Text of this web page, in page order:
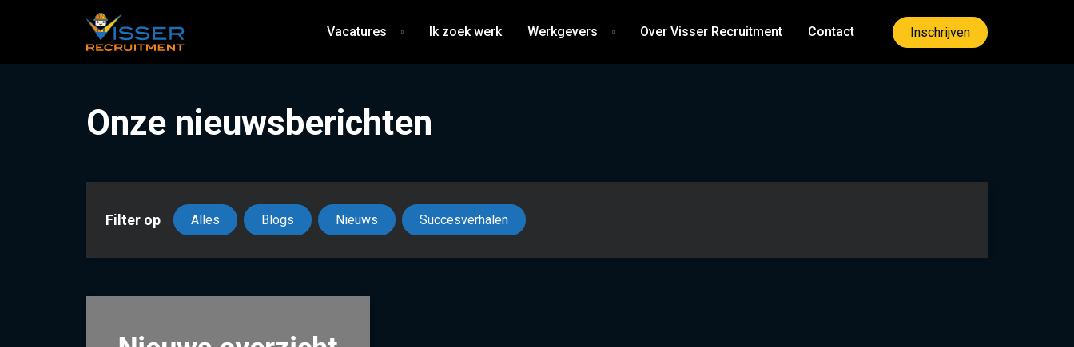
Vacatures Ik zoek werk Werkgevers Over Visser Recruitment Contact Inschrijven
Onze nieuwsberichten
Filter op Alles Blogs Nieuws Succesverhalen